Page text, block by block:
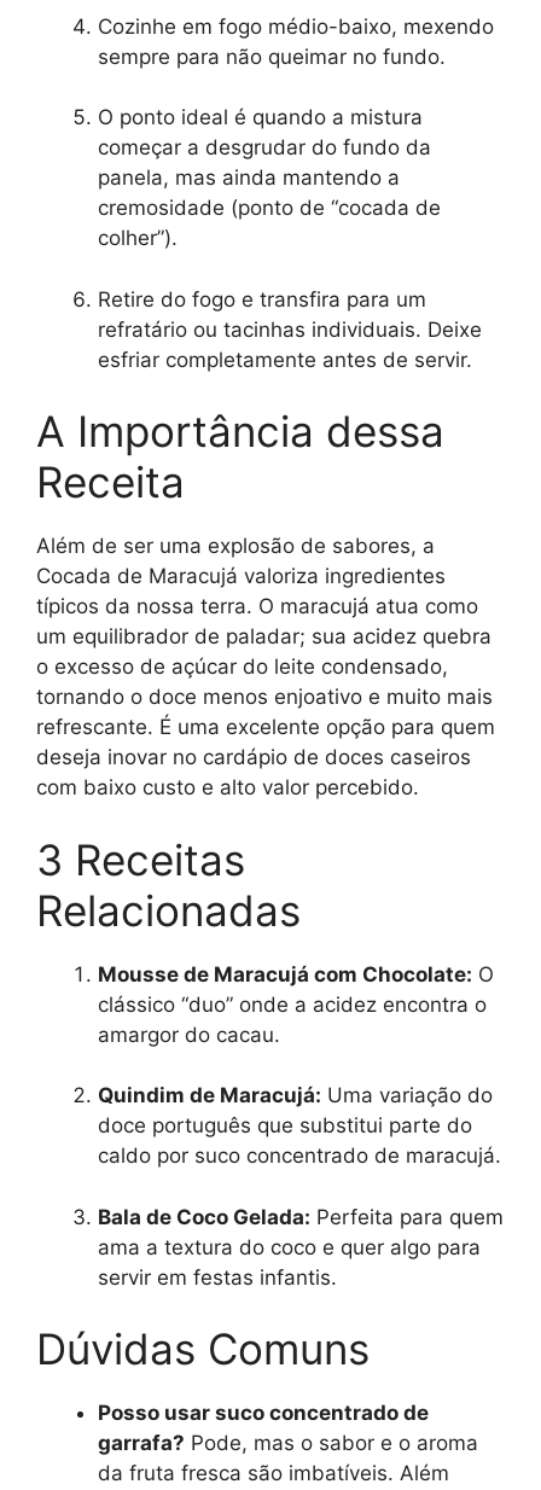
Cozinhe em fogo médio-baixo, mexendo
sempre para não queimar no fundo.
O ponto ideal é quando a mistura
começar a desgrudar do fundo da
panela, mas ainda mantendo a
cremosidade (ponto de “cocada de
colher”).
Retire do fogo e transfira para um
refratário ou tacinhas individuais. Deixe
esfriar completamente antes de servir.
A Importância dessa
Receita
Além de ser uma explosão de sabores, a
Cocada de Maracujá valoriza ingredientes
típicos da nossa terra. O maracujá atua como
um equilibrador de paladar; sua acidez quebra
o excesso de açúcar do leite condensado,
tornando o doce menos enjoativo e muito mais
refrescante. É uma excelente opção para quem
deseja inovar no cardápio de doces caseiros
com baixo custo e alto valor percebido.
3 Receitas
Relacionadas
Mousse de Maracujá com Chocolate: O
clássico “duo” onde a acidez encontra o
amargor do cacau.
Quindim de Maracujá: Uma variação do
doce português que substitui parte do
caldo por suco concentrado de maracujá.
Bala de Coco Gelada: Perfeita para quem
ama a textura do coco e quer algo para
servir em festas infantis.
Dúvidas Comuns
Posso usar suco concentrado de
garrafa? Pode, mas o sabor e o aroma
da fruta fresca são imbatíveis. Além